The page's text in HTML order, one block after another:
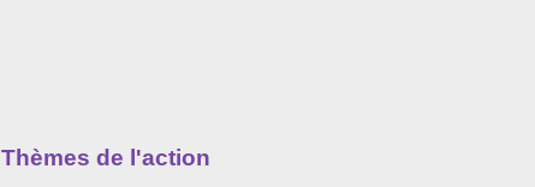
Thèmes de l'action